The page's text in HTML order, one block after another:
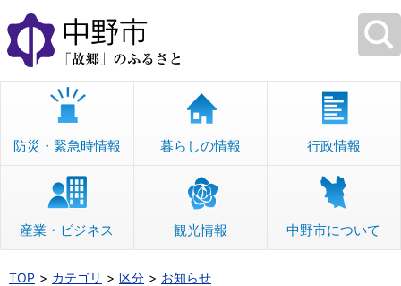
本
文
へ
移
防災・緊急時情報 暮らしの情報 行政情報
産業・ビジネス 観光情報 中野市について
TOP カテゴリ 区分
お知らせ